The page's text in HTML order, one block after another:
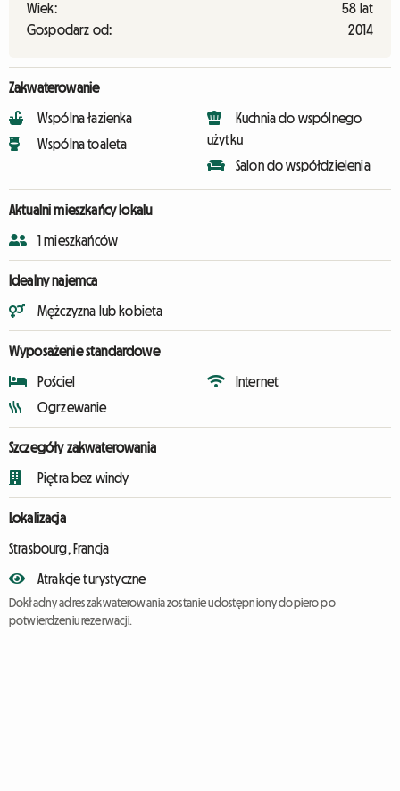
Wiek:
58 lat
Gospodarz od:
2014
Zakwaterowanie
Wspólna łazienka
Wspólna toaleta
Kuchnia do wspólnego
użytku
Salon do współdzielenia
Aktualni mieszkańcy lokalu
1 mieszkańców
Idealny najemca
Mężczyzna lub kobieta
Wyposażenie standardowe
Pościel
Ogrzewanie
Internet
Szczegóły zakwaterowania
Piętra bez windy
Lokalizacja
Strasbourg, Francja
Atrakcje turystyczne
Dokładny adres zakwaterowania zostanie udostępniony dopiero po
potwierdzeniu rezerwacji.